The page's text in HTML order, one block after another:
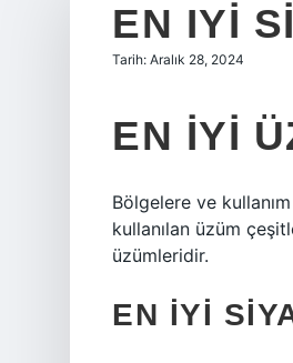
EN IYI
Tarih: Aralık 28, 2024
EN IYI
Bölgelere ve
kullanılan üzüm
üzümleridir.
EN IYI